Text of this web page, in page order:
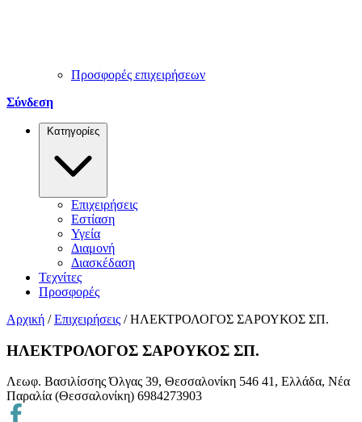
Προσφορές επιχειρήσεων
Σύνδεση
Κατηγορίες
Επιχειρήσεις
Εστίαση
Υγεία
Διαμονή
Διασκέδαση
Τεχνίτες
Προσφορές
Αρχική / Επιχειρήσεις / ΗΛΕΚΤΡΟΛΟΓΟΣ ΣΑΡΟΥΚΟΣ ΣΠ.
ΗΛΕΚΤΡΟΛΟΓΟΣ ΣΑΡΟΥΚΟΣ ΣΠ.
Λεωφ. Βασιλίσσης Όλγας 39, Θεσσαλονίκη 546 41, Ελλάδα, Νέα
Παραλία (Θεσσαλονίκη) 6984273903